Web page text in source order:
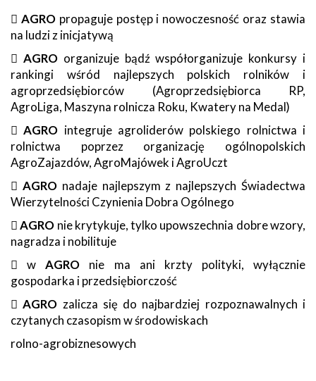
 AGROpropaguje postęp i nowoczesność oraz stawia
na ludzi z inicjatywą
 AGROorganizuje bądź współorganizuje konkursy i
rankingi wśród najlepszych polskich rolników i
agroprzedsiębiorców (Agroprzedsiębiorca RP,
AgroLiga, Maszyna rolnicza Roku, Kwatery na Medal)
AGRO integruje agroliderów polskiego rolnictwa i
rolnictwa poprzez organizację ogólnopolskich
AgroZajazdów, AgroMajówek i AgroUczt
 AGROnadaje najlepszym z najlepszych Świadectwa
Wierzytelności Czynienia Dobra Ogólnego
AGRO nie krytykuje, tylko upowszechnia dobre wzory,
nagradza i nobilituje
 wAGRO nie ma ani krzty polityki, wyłącznie
gospodarka i przedsiębiorczość
AGRO zalicza się do najbardziej rozpoznawalnych i
czytanych czasopism w środowiskach
rolno-agrobiznesowych